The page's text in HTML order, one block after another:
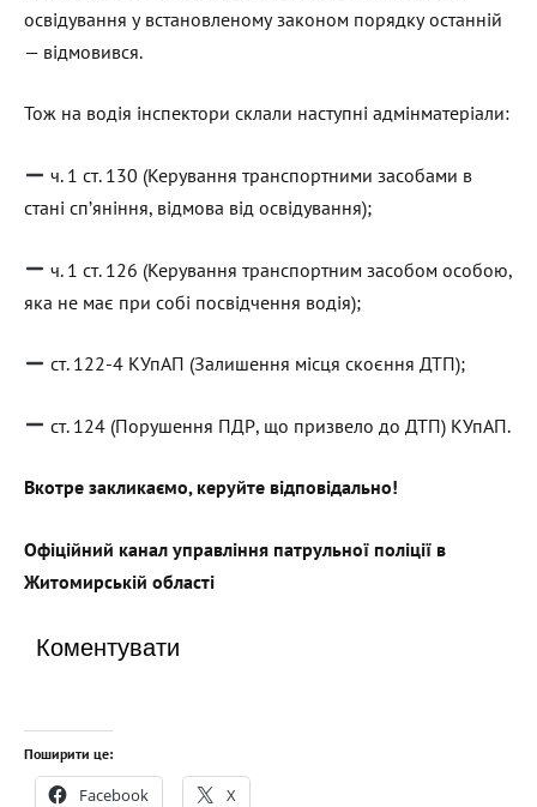
освідування у встановленому законом порядку останній
— відмовився.
Тож на водія інспектори склали наступні адмінматеріали:
ч. 1 ст. 130 (Керування транспортними засобами в
стані сп’яніння, відмова від освідування);
ч. 1 ст. 126 (Керування транспортним засобом особою,
яка не має при собі посвідчення водія);
ст. 122-4 КУпАП (Залишення місця скоєння ДТП);
ст. 124 (Порушення ПДР, що призвело до ДТП) КУпАП.
Вкотре закликаємо, керуйте відповідально!
Офіційний канал управління патрульної поліції в
Житомирській області
Коментувати
Поширити це:
Facebook X